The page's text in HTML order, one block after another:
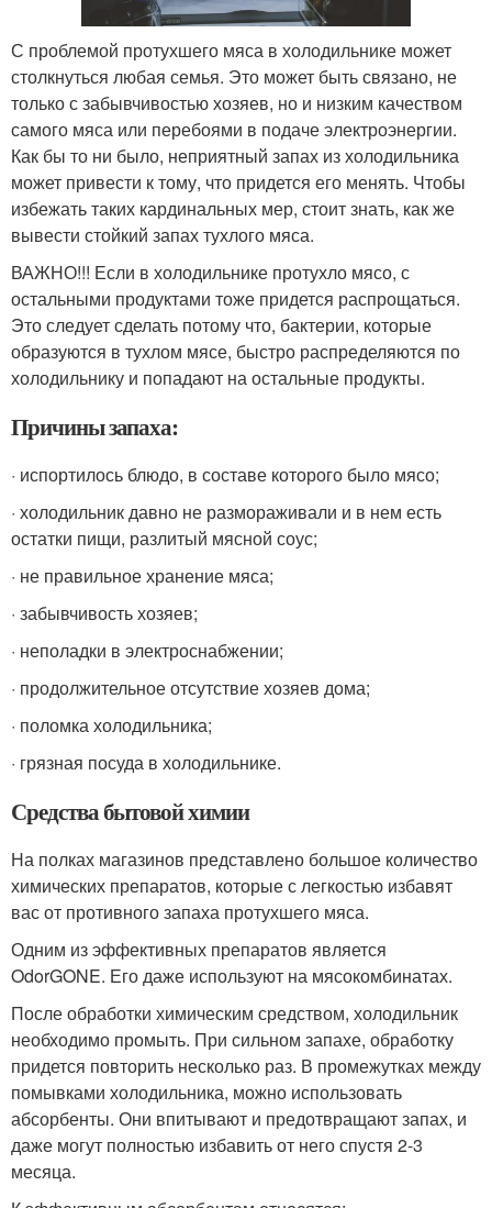
С проблемой протухшего мяса в холодильнике может
столкнуться любая семья. Это может быть связано, не
только с забывчивостью хозяев, но и низким качеством
самого мяса или перебоями в подаче электроэнергии.
Как бы то ни было, неприятный запах из холодильника
может привести к тому, что придется его менять. Чтобы
избежать таких кардинальных мер, стоит знать, как же
вывести стойкий запах тухлого мяса.
ВАЖНО!!! Если в холодильнике протухло мясо, с
остальными продуктами тоже придется распрощаться.
Это следует сделать потому что, бактерии, которые
образуются в тухлом мясе, быстро распределяются по
холодильнику и попадают на остальные продукты.
Причины запаха:
· испортилось блюдо, в составе которого было мясо;
· холодильник давно не размораживали и в нем есть
остатки пищи, разлитый мясной соус;
· не правильное хранение мяса;
· забывчивость хозяев;
· неполадки в электроснабжении;
· продолжительное отсутствие хозяев дома;
· поломка холодильника;
· грязная посуда в холодильнике.
Средства бытовой химии
На полках магазинов представлено большое количество
химических препаратов, которые с легкостью избавят
вас от противного запаха протухшего мяса.
Одним из эффективных препаратов является
OdorGONE. Его даже используют на мясокомбинатах.
После обработки химическим средством, холодильник
необходимо промыть. При сильном запахе, обработку
придется повторить несколько раз. В промежутках между
помывками холодильника, можно использовать
абсорбенты. Они впитывают и предотвращают запах, и
даже могут полностью избавить от него спустя 2-3
месяца.